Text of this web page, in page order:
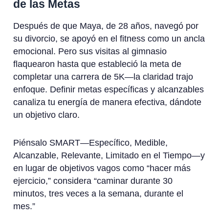
de las Metas
Después de que Maya, de 28 años, navegó por
su divorcio, se apoyó en el fitness como un ancla
emocional. Pero sus visitas al gimnasio
flaquearon hasta que estableció la meta de
completar una carrera de 5K—la claridad trajo
enfoque. Definir metas específicas y alcanzables
canaliza tu energía de manera efectiva, dándote
un objetivo claro.
Piénsalo SMART—Específico, Medible,
Alcanzable, Relevante, Limitado en el Tiempo—y
en lugar de objetivos vagos como “hacer más
ejercicio,” considera “caminar durante 30
minutos, tres veces a la semana, durante el
mes.”